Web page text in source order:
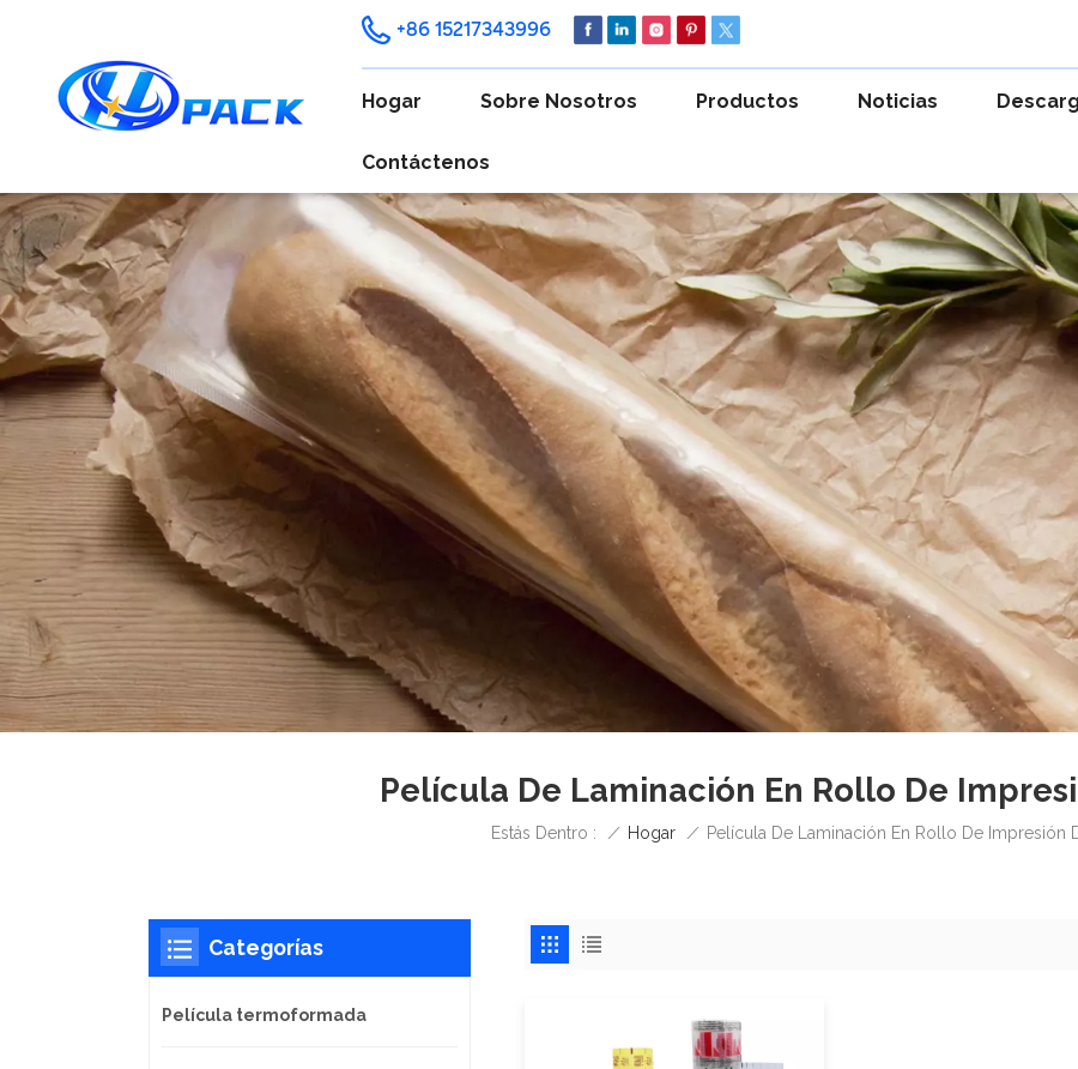
+86 15217343996
Hogar Sobre Nosotros Productos Noticias
Contáctenos
Película De Laminación En Rollo De
Estás Dentro : / Hogar / Película De Laminación En Rollo De Impresión
Categorías
Película termoformada